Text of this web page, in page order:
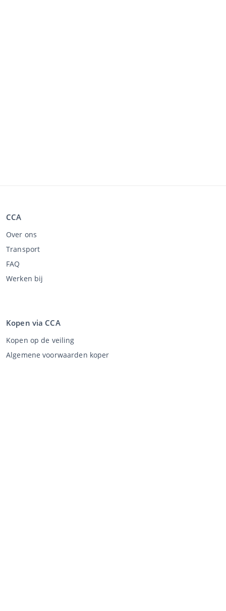
CCA
Over ons
Transport
FAQ
Werken bij
Kopen via CCA
Kopen op de veiling
Algemene voorwaarden koper